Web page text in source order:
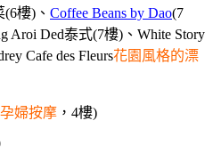
樓)、 Coffee Beans by Dao(7
Aroi Ded泰式(7樓)、White Story
Cafe des Fleurs花園風格的漂
婦按摩 ，4樓)